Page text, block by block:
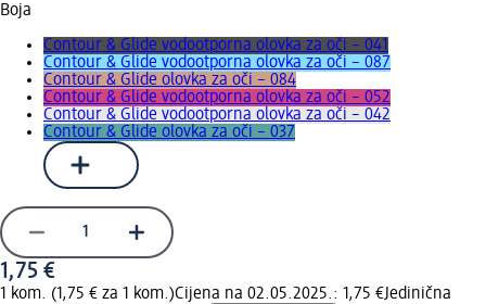
Boja
Contour & Glide vodootporna olovka za oči – 041
Contour & Glide vodootporna olovka za oči – 087
Contour & Glide olovka za oči – 084
Contour & Glide vodootporna olovka za oči – 052
Contour & Glide vodootporna olovka za oči – 042
Contour & Glide olovka za oči – 037
1,75 €
1 kom. (1,75 € za 1 kom.)Cijena na 02.05.2025.: 1,75 €Jedinična